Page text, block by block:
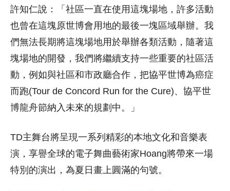
許知仁說：「社區一直在使用這塊場地，許多活動
也曾在這塊原世博會用地的最後一塊區域舉辦。我
們無法長期將這塊場地用於舉辦各類活動，隨著這
塊場地的開發，我們將繼續支持一些重要的社區活
動，例如與社區和市政廳合作，把協平世博為癌症
而跑(Tour de Concord Run for the Cure)、協平世
博龍舟節納入未來的規劃中。」
TD主舞台將呈現一系列精彩的本地文化和音樂表
演，享譽全球的電子舞曲藝術家Hoang將帶來一場
特別的演出，為夏日畫上圓滿的句號。